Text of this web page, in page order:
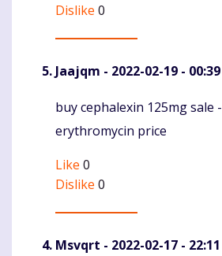
Dislike 0
Jaajqm - 2022-02-19 - 00:39
Komentaras
buy cephalexin 125mg sale -
erythromycin price
Like 0
Dislike 0
Msvqrt - 2022-02-17 - 22:11